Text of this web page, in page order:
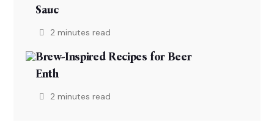
Sauc
2 minutes read
Brew-Inspired Recipes for Beer
Enth
2 minutes read